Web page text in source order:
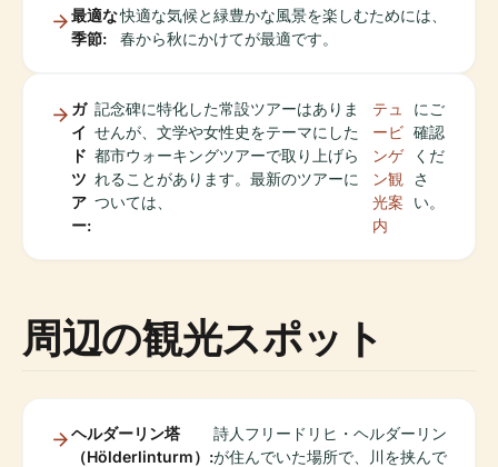
最適な
季節:
快適な気候と緑豊かな風景を楽しむためには、
春から秋にかけてが最適です。
ガ
イ
ド
ツ
ア
ー:
記念碑に特化した常設ツアーはありま
せんが、文学や女性史をテーマにした
都市ウォーキングツアーで取り上げら
れることがあります。最新のツアーに
ついては、
テュ
ービ
ンゲ
ン観
光案
内
にご
確認
くだ
さ
い。
周辺の観光スポット
ヘルダーリン塔
（Hölderlinturm）:
詩人フリードリヒ・ヘルダーリン
が住んでいた場所で、川を挟んで